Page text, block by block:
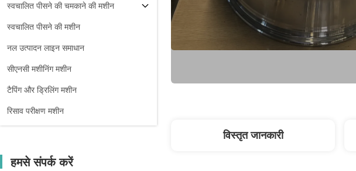
स्वचालित पीसने की चमकाने की मशीन
स्वचालित पीसने की मशीन
नल उत्पादन लाइन समाधान
सीएनसी मशीनिंग मशीन
टैपिंग और ड्रिलिंग मशीन
रिसाव परीक्षण मशीन
हमसे संपर्क करें
विस्तृत जानकारी